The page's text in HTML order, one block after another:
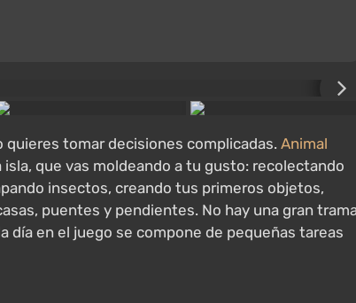
quieres tomar decisiones complicadas. Animal
que vas moldeando a tu gusto: recolectando
insectos, creando tus primeros objetos,
puentes y pendientes. No hay una gran
día en el juego se compone de pequeñas tareas